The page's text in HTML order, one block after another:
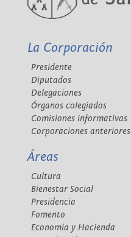
La Corporación
Presidente
Diputados
Delegaciones
Órganos colegiados
Comisiones informativas
Corporaciones anteriores
Áreas
Cultura
Bienestar Social
Presidencia
Fomento
Economía y Hacienda